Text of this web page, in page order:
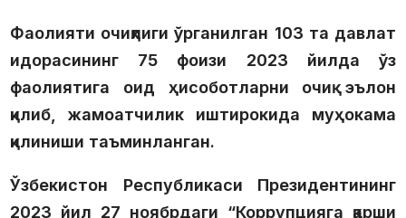
Фаолияти очиқлиги ўрганилган 103 та давлат
идорасининг 75 фоизи 2023 йилда ўз
фаолиятига оид ҳисоботларни очиқ эълон
қилиб, жамоатчилик иштирокида муҳокама
қилиниши таъминланган.
Ўзбекистон Республикаси Президентининг
2023 йил 27 ноябрдаги “Коррупцияга қарши